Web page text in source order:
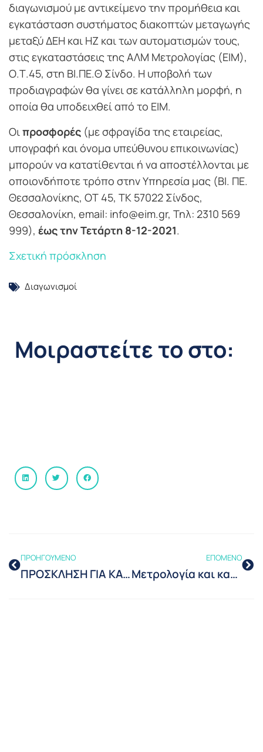
διαγωνισμού με αντικείμενο την προμήθεια και
εγκατάσταση συστήματος διακοπτών μεταγωγής
μεταξύ ΔΕΗ και ΗΖ και των αυτοματισμών τους,
στις εγκαταστάσεις της ΑΛΜ Μετρολογίας (ΕΙΜ),
Ο.Τ.45, στη ΒΙ.ΠΕ.Θ Σίνδο. Η υποβολή των
προδιαγραφών θα γίνει σε κατάλληλη μορφή, η
οποία θα υποδειχθεί από το ΕΙΜ.
Οιπροσφορές (με σφραγίδα της εταιρείας,
υπογραφή και όνομα υπεύθυνου επικοινωνίας)
μπορούν να κατατίθενται ή να αποστέλλονται με
οποιονδήποτε τρόπο στην Υπηρεσία μας (ΒΙ. ΠΕ.
Θεσσαλονίκης, ΟΤ 45, ΤΚ 57022 Σίνδος,
Θεσσαλονίκη, email: info@eim.gr, Τηλ: 2310 569
999), έως την Τετάρτη 8-12-2021.
Σχετική πρόσκληση
Διαγωνισμοί
Μοιραστείτε το στο:
ΠΡΟΗΓΟΥΜΕΝΟ
ΠΡΟΣΚΛΗΣΗ ΓΙΑ ΚΑΤΑΘΕΣΗ ΟΙΚΟΝΟΜΙΚΩΝ ΠΡΟΣΦΟΡΩΝ (επανάληψη)
ΕΠΟΜΕΝΟ
Μετρολογία και καταπολέμηση της πανδημίας COVID-19